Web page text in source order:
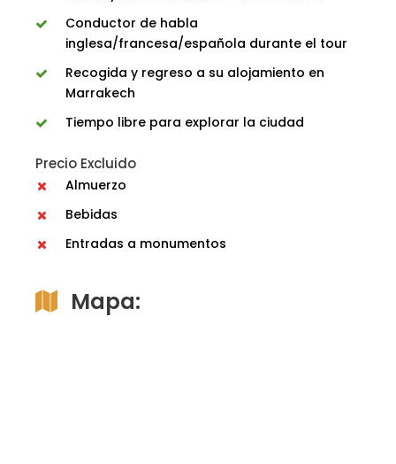
Conductor de habla
inglesa/francesa/española durante el tour
Recogida y regreso a su alojamiento en
Marrakech
Tiempo libre para explorar la ciudad
Precio Excluido
Almuerzo
Bebidas
Entradas a monumentos
Mapa: